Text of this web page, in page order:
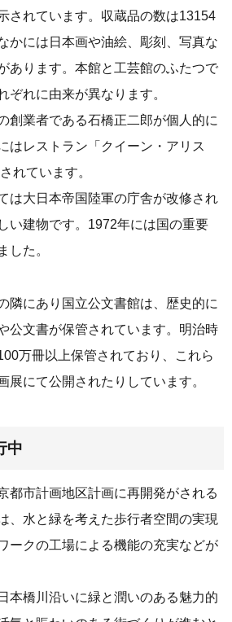
されています。収蔵品の数は13154
かには日本画や油絵、彫刻、写真な
あります。本館と工芸館のふたつで
ぞれに由来が異なります。
創業者である石橋正二郎が個人的に
はレストラン「クイーン・アリス
れています。
は大日本帝国陸軍の庁舎が改修され
い建物です。1972年には国の重要
した。
隣にあり国立公文書館は、歴史的に
公文書が保管されています。明治時
万冊以上保管されており、これら
展にて公開されたりしています。
中
都市計画地区計画に再開発がされる
、水と緑を考えた歩行者空間の実現
ークの工場による機能の充実などが
本橋川沿いに緑と潤いのある魅力的